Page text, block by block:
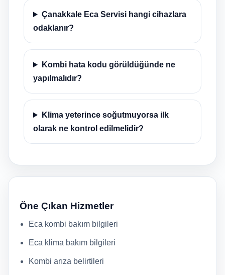
Çanakkale Eca Servisi hangi cihazlara
odaklanır?
Kombi hata kodu görüldüğünde ne
yapılmalıdır?
Klima yeterince soğutmuyorsa ilk
olarak ne kontrol edilmelidir?
Öne Çıkan Hizmetler
Eca kombi bakım bilgileri
Eca klima bakım bilgileri
Kombi arıza belirtileri